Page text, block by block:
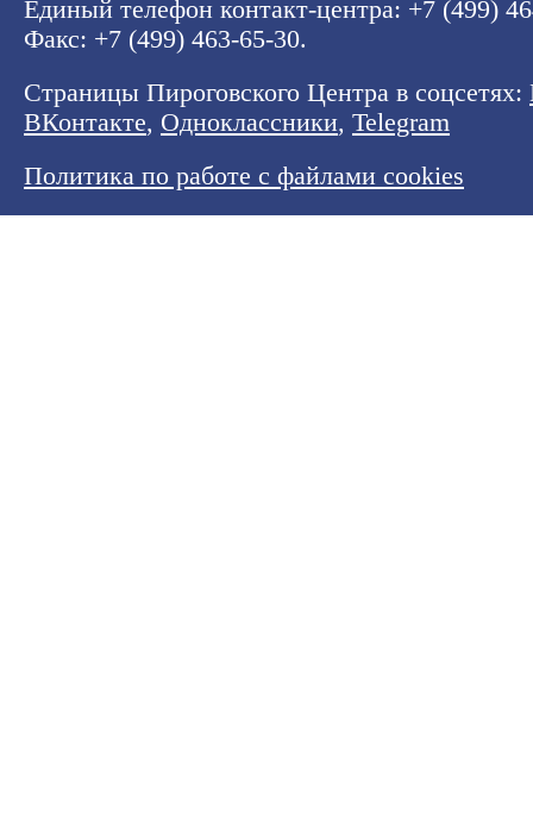
Единый телефон контакт-центра: +7 (499)
Факс: +7 (499) 463-65-30.
Страницы Пироговского Центра в соцсетях:
ВКонтакте, Одноклассники, Telegram
Политика по работе с файлами cookies